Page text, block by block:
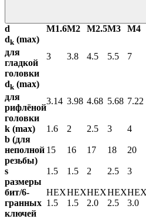
d М1.6М2 М2.5М3 М4
dk (max)
для
гладкой
головки
3 3.8 4.5 5.5 7
dk (max)
для
рифлёной
головки
3.14 3.98 4.68 5.68 7.22
k (max) 1.6 2 2.5 3 4
b (для
неполной
резьбы)
15 16 17 18 20
s 1.5 1.5 2 2.5 3
размеры
бит/6-
гранных
ключей
HEX
1.5
HEX
1.5
HEX
2.0
HEX
2.5
HEX
3.0